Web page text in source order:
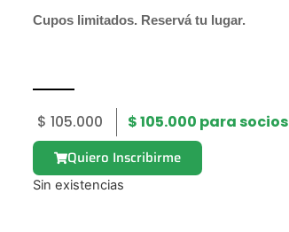
Cupos limitados. Reservá tu lugar.
$ 105.000 $105.000 para socios
Quiero Inscribirme
Sin existencias